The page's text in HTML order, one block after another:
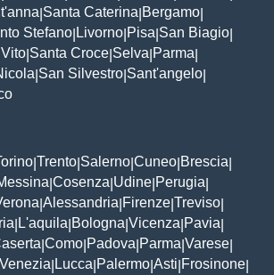
Santa Caterina Bergamo
Stefano Livorno Pisa San Biagio
Santa Croce Selva Parma
San Silvestro Sant'angelo
Trento Salerno Cuneo Brescia
Cosenza Udine Perugia
Alessandria Firenze Treviso
L'aquila Bologna Vicenza Pavia
Como Padova Parma Varese
Venezia Lucca Palermo Asti Frosinone